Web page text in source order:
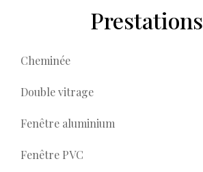
Prestations
Cheminée
Double vitrage
Fenêtre aluminium
Fenêtre PVC